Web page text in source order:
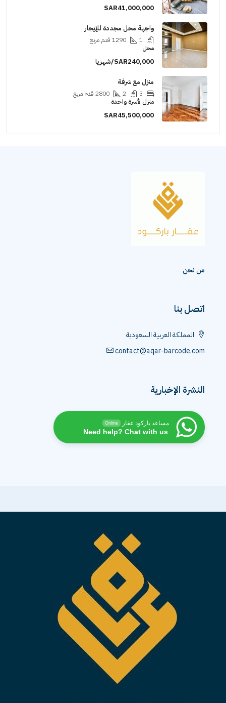
SAR41,000,000
واجهة محل مجددة للإيجار
1290 قدم مربع
محل
SAR240,000/شهريا
منزل مع شرفة
2800 قدم مربع
منزل لأسرة واحدة
SAR45,500,000
من نحن
اتصل بنا
المملكة العربية السعودية
contact@aqar-barcode.com
النشرة الإخبارية
مساعد باركود عقار Online
Need help? Chat with us